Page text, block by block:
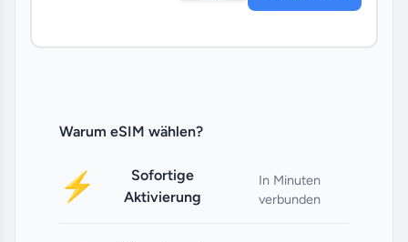
Warum eSIM wählen?
⚡
Sofortige
Aktivierung
In Minuten
verbunden